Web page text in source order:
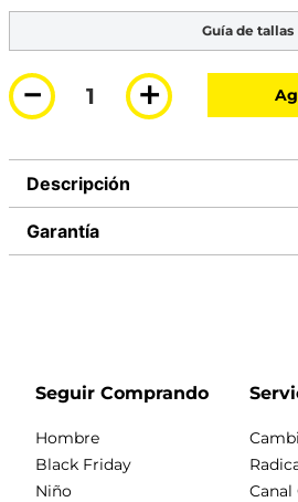
Guía de tallas
＋
－
Descripción
Garantía
Seguir Comprando
Hombre
Black Friday
Niño